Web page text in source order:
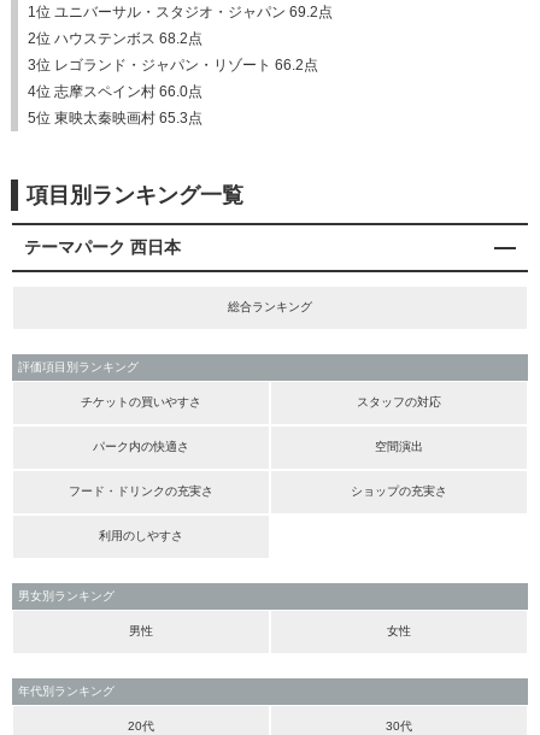
1位 ユニバーサル・スタジオ・ジャパン 69.2点
2位 ハウステンボス 68.2点
3位 レゴランド・ジャパン・リゾート 66.2点
4位 志摩スペイン村 66.0点
5位 東映太秦映画村 65.3点
項目別ランキング一覧
テーマパーク 西日本
総合ランキング
評価項目別ランキング
チケットの買いやすさ スタッフの対応
パーク内の快適さ 空間演出
フード・ドリンクの充実さ ショップの充実さ
利用のしやすさ
男女別ランキング
男性 女性
年代別ランキング
20代 30代